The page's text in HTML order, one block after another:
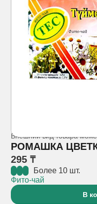
Внешний вид товара
РОМАШКА
295 ₸
Более 10 шт.
Фито-чай
В